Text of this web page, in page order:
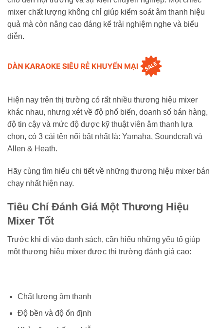
mixer chất lượng không chỉ giúp kiểm soát âm thanh hiệu
quả mà còn nâng cao đáng kể trải nghiệm nghe và biểu
diễn.
Hiện nay trên thị trường có rất nhiều thương hiệu mixer
khác nhau, nhưng xét về độ phổ biến, doanh số bán hàng,
độ tin cậy và mức độ được kỹ thuật viên âm thanh lựa
chọn, có 3 cái tên nổi bật nhất là: Yamaha, Soundcraft và
Allen & Heath.
Hãy cùng tìm hiểu chi tiết về những thương hiệu mixer bán
chạy nhất hiện nay.
Tiêu Chí Đánh Giá Một Thương Hiệu
Mixer Tốt
Trước khi đi vào danh sách, cần hiểu những yếu tố giúp
một thương hiệu mixer được thị trường đánh giá cao:
Chất lượng âm thanh
Độ bền và độ ổn định